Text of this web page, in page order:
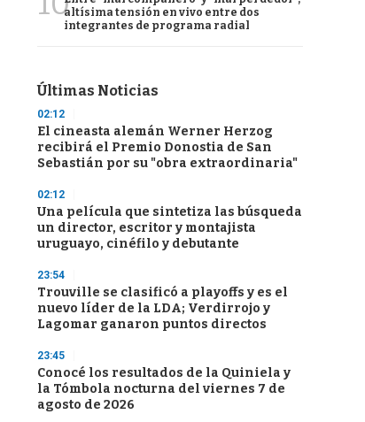
altísima tensión en vivo entre dos
integrantes de programa radial
Últimas Noticias
02:12
El cineasta alemán Werner Herzog
recibirá el Premio Donostia de San
Sebastián por su "obra extraordinaria"
02:12
Una película que sintetiza las búsqueda
un director, escritor y montajista
uruguayo, cinéfilo y debutante
23:54
Trouville se clasificó a playoffs y es el
nuevo líder de la LDA; Verdirrojo y
Lagomar ganaron puntos directos
23:45
Conocé los resultados de la Quiniela y
la Tómbola nocturna del viernes 7 de
agosto de 2026